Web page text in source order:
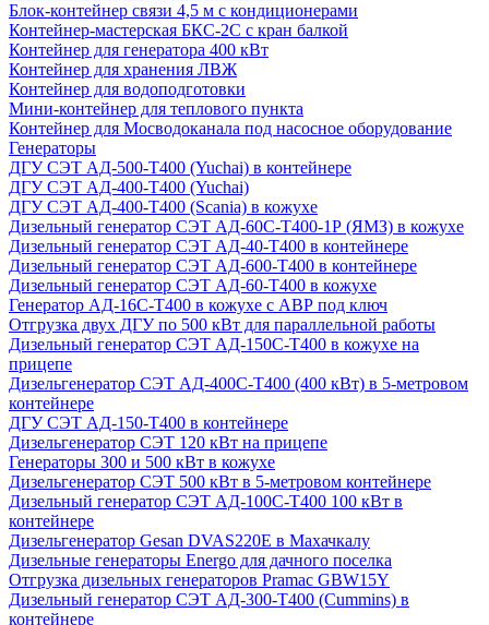
Блок-контейнер связи 4,5 м с кондиционерами
Контейнер-мастерская БКС-2С с кран балкой
Контейнер для генератора 400 кВт
Контейнер для хранения ЛВЖ
Контейнер для водоподготовки
Мини-контейнер для теплового пункта
Контейнер для Мосводоканала под насосное оборудование
Генераторы
ДГУ СЭТ АД-500-Т400 (Yuchai) в контейнере
ДГУ СЭТ АД-400-Т400 (Yuchai)
ДГУ СЭТ АД-400-Т400 (Scania) в кожухе
Дизельный генератор СЭТ АД-60С-Т400-1Р (ЯМЗ) в кожухе
Дизельный генератор СЭТ АД-40-Т400 в контейнере
Дизельный генератор СЭТ АД-600-Т400 в контейнере
Дизельный генератор СЭТ АД-60-Т400 в кожухе
Генератор АД-16С-Т400 в кожухе с АВР под ключ
Отгрузка двух ДГУ по 500 кВт для параллельной работы
Дизельный генератор СЭТ АД-150С-Т400 в кожухе на
прицепе
Дизельгенератор СЭТ АД-400С-Т400 (400 кВт) в 5-метровом
контейнере
ДГУ СЭТ АД-150-Т400 в контейнере
Дизельгенератор СЭТ 120 кВт на прицепе
Генераторы 300 и 500 кВт в кожухе
Дизельгенератор СЭТ 500 кВт в 5-метровом контейнере
Дизельный генератор СЭТ АД-100С-Т400 100 кВт в
контейнере
Дизельгенератор Gesan DVAS220E в Махачкалу
Дизельные генераторы Energo для дачного поселка
Отгрузка дизельных генераторов Pramac GВW15Y
Дизельный генератор СЭТ АД-300-Т400 (Cummins) в
контейнере